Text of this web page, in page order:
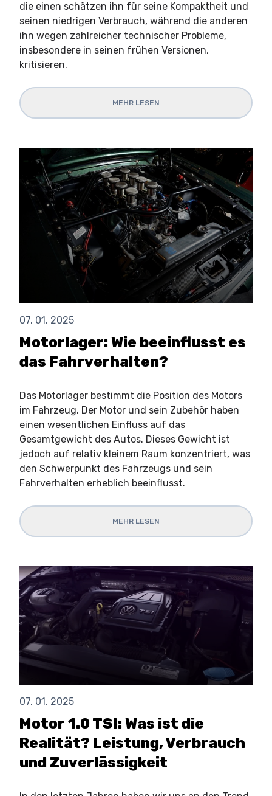
die einen schätzen ihn für seine Kompaktheit und
seinen niedrigen Verbrauch, während die anderen
ihn wegen zahlreicher technischer Probleme,
insbesondere in seinen frühen Versionen,
kritisieren.
MEHR LESEN
07. 01. 2025
Motorlager: Wie beeinflusst es
das Fahrverhalten?
Das Motorlager bestimmt die Position des Motors
im Fahrzeug. Der Motor und sein Zubehör haben
einen wesentlichen Einfluss auf das
Gesamtgewicht des Autos. Dieses Gewicht ist
jedoch auf relativ kleinem Raum konzentriert, was
den Schwerpunkt des Fahrzeugs und sein
Fahrverhalten erheblich beeinflusst.
MEHR LESEN
07. 01. 2025
Motor 1.0 TSI: Was ist die
Realität? Leistung, Verbrauch
und Zuverlässigkeit